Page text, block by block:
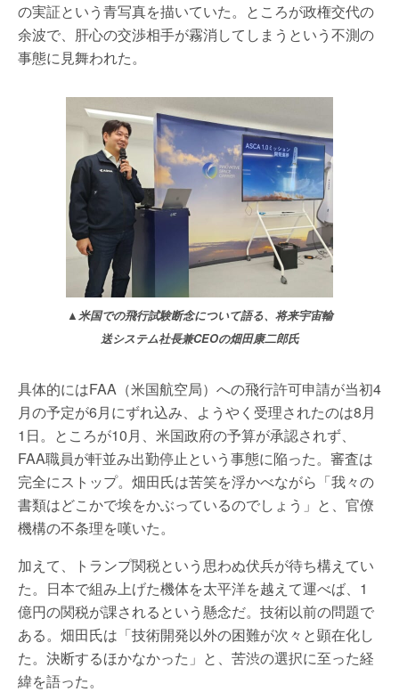
の実証という青写真を描いていた。ところが政権交代の
余波で、肝心の交渉相手が霧消してしまうという不測の
事態に見舞われた。
▲米国での飛行試験断念について語る、将来宇宙輸
送システム社長兼CEOの畑田康二郎氏
具体的にはFAA（米国航空局）への飛行許可申請が当初4
月の予定が6月にずれ込み、ようやく受理されたのは8月
1日。ところが10月、米国政府の予算が承認されず、
FAA職員が軒並み出勤停止という事態に陥った。審査は
完全にストップ。畑田氏は苦笑を浮かべながら「我々の
書類はどこかで埃をかぶっているのでしょう」と、官僚
機構の不条理を嘆いた。
加えて、トランプ関税という思わぬ伏兵が待ち構えてい
た。日本で組み上げた機体を太平洋を越えて運べば、1
億円の関税が課されるという懸念だ。技術以前の問題で
ある。畑田氏は「技術開発以外の困難が次々と顕在化し
た。決断するほかなかった」と、苦渋の選択に至った経
緯を語った。